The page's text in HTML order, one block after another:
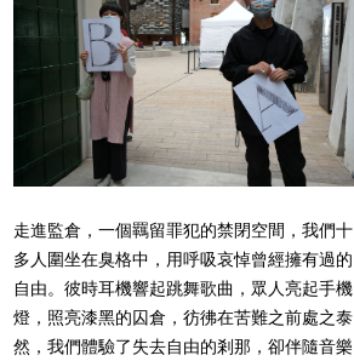
走進監倉，一個羈留罪犯的禁閉空間，我們十
多人圍坐在臭格中，用呼吸哀悼曾經擁有過的
自由。彼時耳機響起跳舞歌曲，眾人亮起手機
燈，照亮漆黑的囚倉，彷彿在苦難之前處之泰
然，我們體驗了失去自由的剎那，卻伴隨音樂